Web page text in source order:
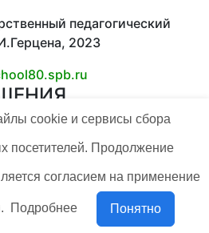
педагогический
2023
cookie и сервисы сбора
посетителей. Продолжение
согласием на применение
Подробнее Понятно